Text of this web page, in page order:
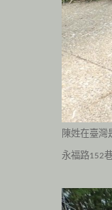
陳姓在臺灣
永福路152